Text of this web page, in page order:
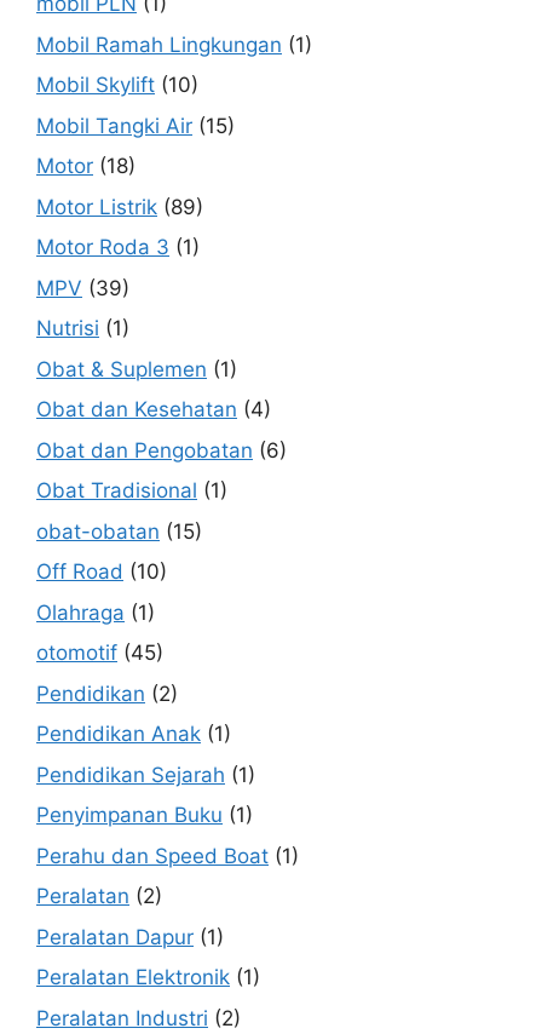
Mobil Ramah Lingkungan (1)
Mobil Skylift (10)
Mobil Tangki Air (15)
Motor (18)
Motor Listrik (89)
Motor Roda 3 (1)
MPV (39)
Nutrisi (1)
Obat & Suplemen (1)
Obat dan Kesehatan (4)
Obat dan Pengobatan (6)
Obat Tradisional (1)
obat-obatan (15)
Off Road (10)
Olahraga (1)
otomotif (45)
Pendidikan (2)
Pendidikan Anak (1)
Pendidikan Sejarah (1)
Penyimpanan Buku (1)
Perahu dan Speed Boat (1)
Peralatan (2)
Peralatan Dapur (1)
Peralatan Elektronik (1)
Peralatan Industri (2)